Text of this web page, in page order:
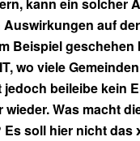
kann ein solcher
auf
Beispiel geschehen
wo viele
jedoch beileibe kein
wieder. Was macht
soll hier nicht das